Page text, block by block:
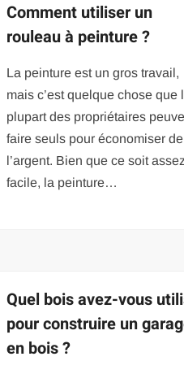
Comment utiliser un
rouleau à peinture ?
La peinture est un gros travail,
mais c’est quelque chose que
plupart des propriétaires
faire seuls pour économiser de
l’argent. Bien que ce soit assez
facile, la peinture…
Quel bois avez-vous
pour construire un
en bois ?